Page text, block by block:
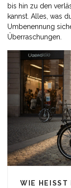
bis hin zu den
kannst. Alles, was
Umbenennung
Überraschungen.
WIE HEISST